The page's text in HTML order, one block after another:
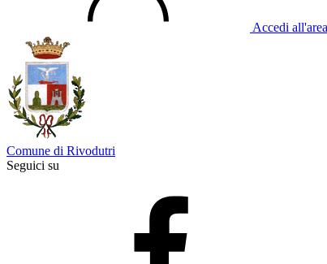
Accedi
Comune di Rivodutri
Seguici su